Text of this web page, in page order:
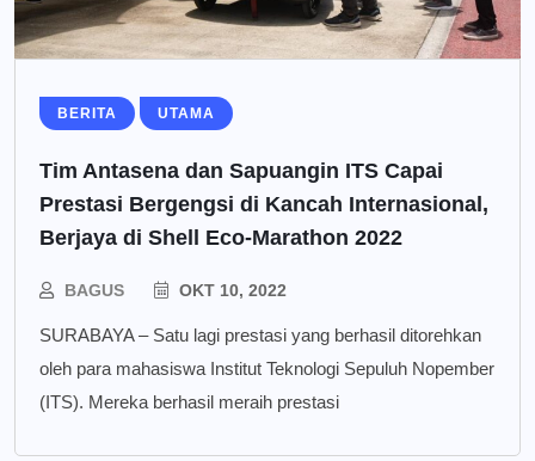
BERITA UTAMA
Tim Antasena dan Sapuangin ITS Capai
Prestasi Bergengsi di Kancah Internasional,
Berjaya di Shell Eco-Marathon 2022
BAGUS OKT 10, 2022
SURABAYA – Satu lagi prestasi yang berhasil ditorehkan
oleh para mahasiswa Institut Teknologi Sepuluh Nopember
(ITS). Mereka berhasil meraih prestasi